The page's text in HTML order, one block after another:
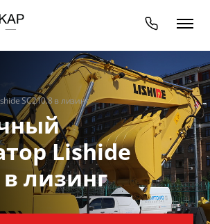
SC210.8 в лизинг
Lishide
в лизинг